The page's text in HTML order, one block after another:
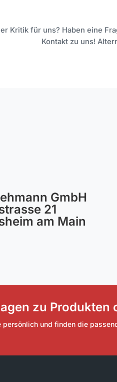
Kritik für uns? Haben eine
Kontakt zu uns!
GmbH
21
am Main
zu Produkten
persönlich und finden die